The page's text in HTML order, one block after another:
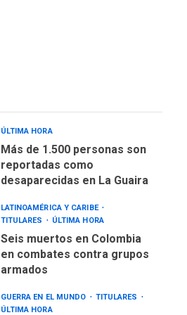
ÚLTIMA HORA
Más de 1.500 personas son
reportadas como
desaparecidas en La Guaira
LATINOAMÉRICA Y CARIBE
TITULARES
ÚLTIMA HORA
Seis muertos en Colombia
en combates contra grupos
armados
GUERRA EN EL MUNDO
TITULARES
ÚLTIMA HORA